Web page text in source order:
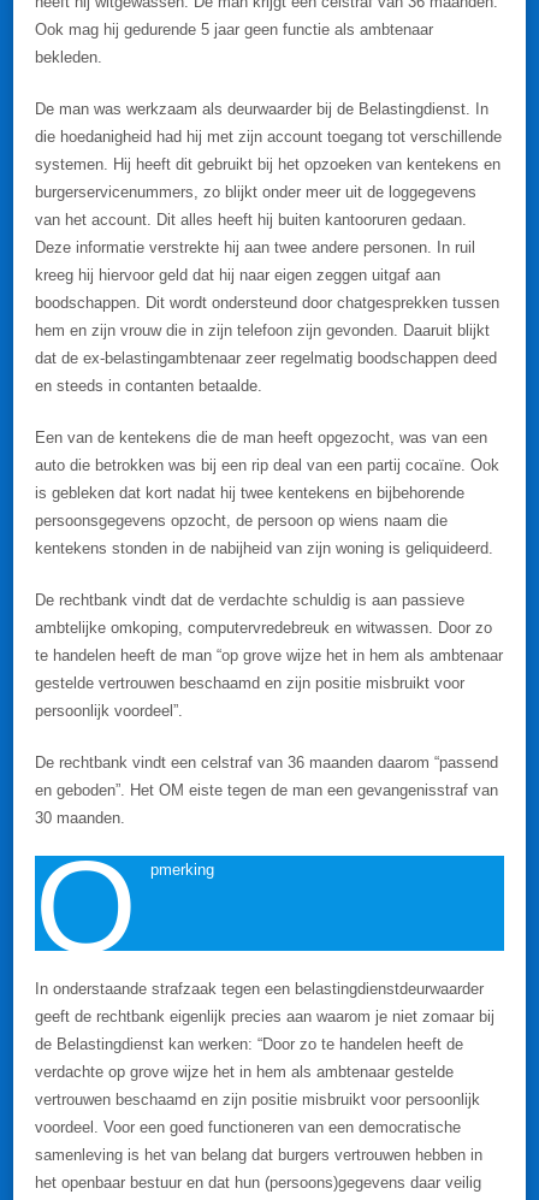
Ook mag hij gedurende 5 jaar geen functie als ambtenaar
bekleden.
De man was werkzaam als deurwaarder bij de Belastingdienst. In
die hoedanigheid had hij met zijn account toegang tot verschillende
systemen. Hij heeft dit gebruikt bij het opzoeken van kentekens en
burgerservicenummers, zo blijkt onder meer uit de loggegevens
van het account. Dit alles heeft hij buiten kantooruren gedaan.
Deze informatie verstrekte hij aan twee andere personen. In ruil
kreeg hij hiervoor geld dat hij naar eigen zeggen uitgaf aan
boodschappen. Dit wordt ondersteund door chatgesprekken tussen
hem en zijn vrouw die in zijn telefoon zijn gevonden. Daaruit blijkt
dat de ex-belastingambtenaar zeer regelmatig boodschappen deed
en steeds in contanten betaalde.
Een van de kentekens die de man heeft opgezocht, was van een
auto die betrokken was bij een rip deal van een partij cocaïne. Ook
is gebleken dat kort nadat hij twee kentekens en bijbehorende
persoonsgegevens opzocht, de persoon op wiens naam die
kentekens stonden in de nabijheid van zijn woning is geliquideerd.
De rechtbank vindt dat de verdachte schuldig is aan passieve
ambtelijke omkoping, computervredebreuk en witwassen. Door zo
te handelen heeft de man “op grove wijze het in hem als ambtenaar
gestelde vertrouwen beschaamd en zijn positie misbruikt voor
persoonlijk voordeel”.
De rechtbank vindt een celstraf van 36 maanden daarom “passend
en geboden”. Het OM eiste tegen de man een gevangenisstraf van
30 maanden.
O pmerking
In onderstaande strafzaak tegen een belastingdienstdeurwaarder
geeft de rechtbank eigenlijk precies aan waarom je niet zomaar bij
de Belastingdienst kan werken: “Door zo te handelen heeft de
verdachte op grove wijze het in hem als ambtenaar gestelde
vertrouwen beschaamd en zijn positie misbruikt voor persoonlijk
voordeel. Voor een goed functioneren van een democratische
samenleving is het van belang dat burgers vertrouwen hebben in
het openbaar bestuur en dat hun (persoons)gegevens daar veilig